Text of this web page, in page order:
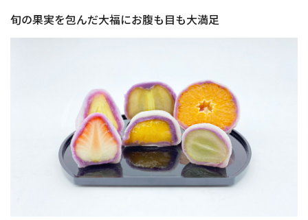
旬の果実を包んだ大福にお腹も目も大満足